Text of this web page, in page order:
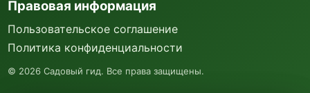
Правовая информация
Пользовательское соглашение
Политика конфиденциальности
© 2026 Садовый гид. Все права защищены.